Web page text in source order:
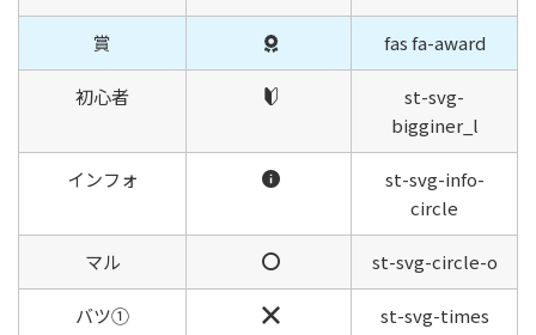
賞 fas fa-award
初心者
st-svg-
bigginer_l
インフォ
st-svg-info-
circle
マル st-svg-circle-o
バツ① st-svg-times